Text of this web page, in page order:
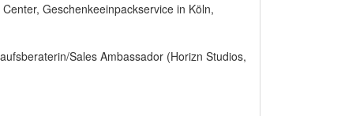
Geschenkeeinpackservice in Köln,
Sales Ambassador (Horizn Studios,